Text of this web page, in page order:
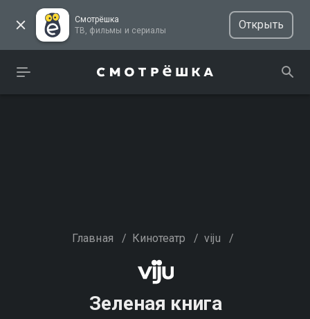
Смотрёшка
ТВ, фильмы и сериалы
Открыть
Главная / Кинотеатр / viju /
Зеленая книга